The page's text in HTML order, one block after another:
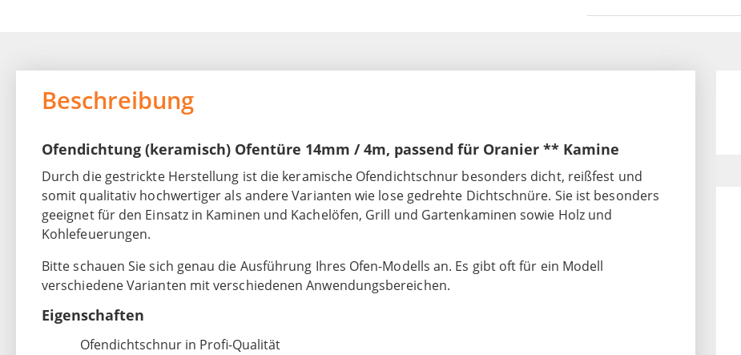
Beschreibung
Ofendichtung (keramisch) Ofentüre 14mm / 4m, passend für Oranier ** Kamine
Durch die gestrickte Herstellung ist die keramische Ofendichtschnur besonders dicht, reißfest und
somit qualitativ hochwertiger als andere Varianten wie lose gedrehte Dichtschnüre. Sie ist besonders
geeignet für den Einsatz in Kaminen und Kachelöfen, Grill und Gartenkaminen sowie Holz und
Kohlefeuerungen.
Bitte schauen Sie sich genau die Ausführung Ihres Ofen-Modells an. Es gibt oft für ein Modell
verschiedene Varianten mit verschiedenen Anwendungsbereichen.
Eigenschaften
Ofendichtschnur in Profi-Qualität